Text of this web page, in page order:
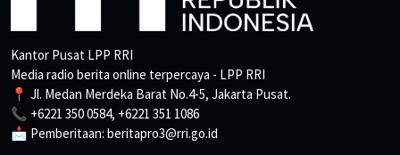
Kantor Pusat LPP RRI
Media radio berita online terpercaya - LPP RRI
📍 Jl. Medan Merdeka Barat No.4-5, Jakarta Pusat.
📞 +6221 350 0584, +6221 351 1086
📩 Pemberitaan: beritapro3@rri.go.id